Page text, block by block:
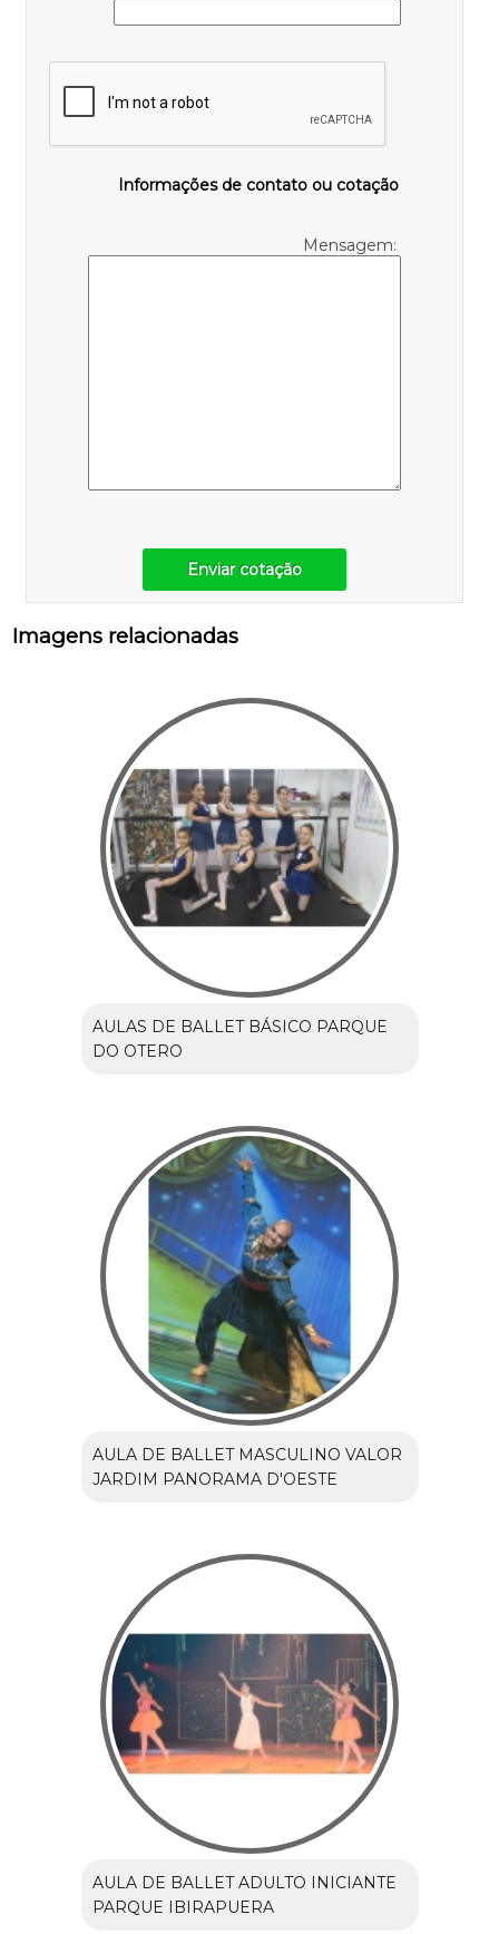
Informações de contato ou cotação
Mensagem:
Enviar cotação
Imagens relacionadas
AULAS DE BALLET BÁSICO PARQUE
DO OTERO
AULA DE BALLET MASCULINO VALOR
JARDIM PANORAMA D'OESTE
AULA DE BALLET ADULTO INICIANTE
PARQUE IBIRAPUERA